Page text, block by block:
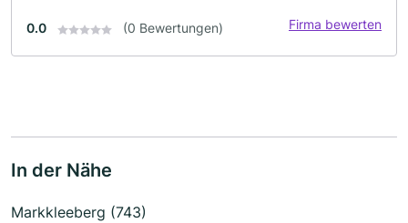
0.0 (0 Bewertungen) Firma bewerten
In der Nähe
Markkleeberg (743)